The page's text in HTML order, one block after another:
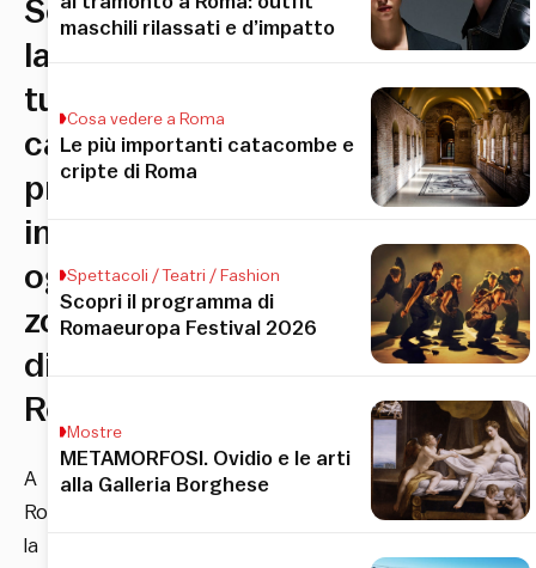
Scopri
la
tua
cantina
preferita
in
ogni
zona
di
Roma
A
Roma,
la
maschili rilassati e d’impatto
Cosa vedere a Roma
Le più importanti catacombe e
cripte di Roma
Spettacoli / Teatri / Fashion
Scopri il programma di
Romaeuropa Festival 2026
Mostre
METAMORFOSI. Ovidio e le arti
alla Galleria Borghese